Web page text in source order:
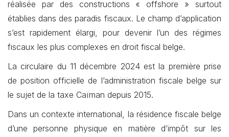
réalisée par des constructions « offshore » surtout
établies dans des paradis fiscaux. Le champ d’application
s’est rapidement élargi, pour devenir l’un des régimes
fiscaux les plus complexes en droit fiscal belge.
La circulaire du 11 décembre 2024 est la première prise
de position officielle de l’administration fiscale belge sur
le sujet de la taxe Caïman depuis 2015.
Dans un contexte international, la résidence fiscale belge
d’une personne physique en matière d’impôt sur les